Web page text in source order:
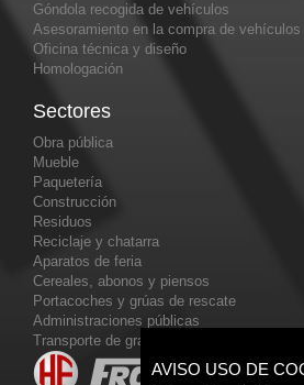
Góndola recogida de vehículos
Asesoramiento en la compra de vehículos
Oficina técnica y diseño
Homologación
Sectores
Obra pública
Mueble
Paquetería
Construcción
Residuos
Reciclaje y chatarra
Aparatos de feria
Cereales, abonos y piensos
Portacoches y grúas de rescate
Administraciones públicas
Transporte de gran tonelaje
AVISO USO DE